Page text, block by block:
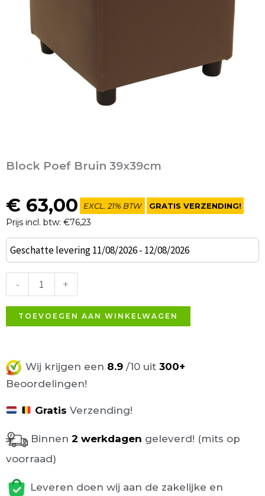
Block Poef Bruin 39x39cm
€ 63,00
Prijs incl. btw: €76,23
EXCL. 21% BTW GRATIS VERZENDING!
Geschatte levering 11/08/2026 - 12/08/2026
-
Block
Poef
39x39cm
aantal
+
TOEVOEGEN AAN WINKELWAGEN
Wij krijgen een 8.9 /10 uit 300+
Beoordelingen!
Gratis Verzending!
Binnen 2 werkdagen geleverd! (mits op
voorraad)
Leveren doen wij aan de zakelijke en